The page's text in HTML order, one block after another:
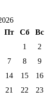
Пт Сб
Вс
1
2
7 8
9
14 15
16
21 22
23